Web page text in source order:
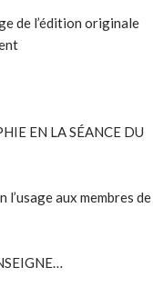
de l’édition originale
EN LA SÉANCE DU
aux membres de